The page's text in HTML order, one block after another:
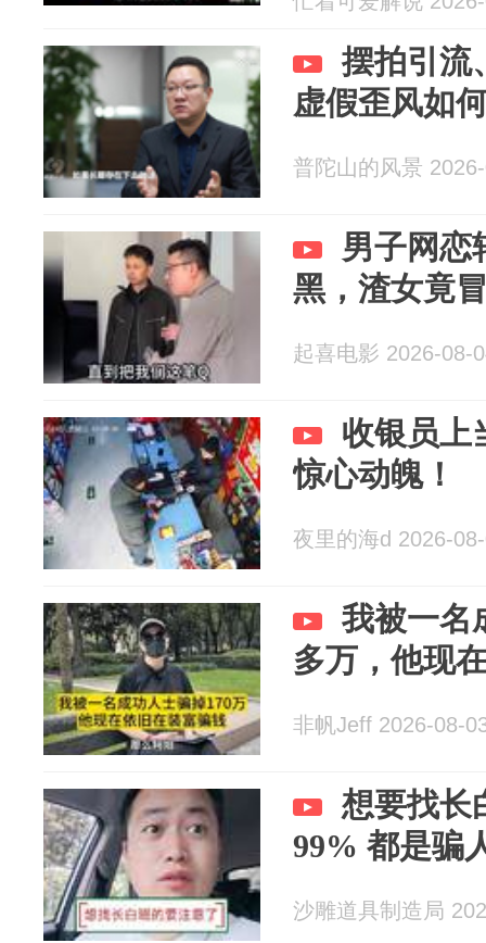
摆拍引流
虚假歪风如
普陀山的风景
男子网恋
黑，渣女竟
起喜电影 2026-08-
收银员上
惊心动魄！
夜里的海d 2026-
我被一名
多万，他现
非帆Jeff 2026-08-
想要找长
99% 都是骗
沙雕道具制造局